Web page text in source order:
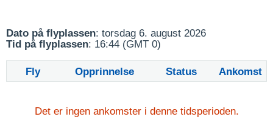
Dato på flyplassen: torsdag 6. august 2026
Tid på flyplassen: 16:44 (GMT 0)
Fly Opprinnelse Status Ankomst
Det er ingen ankomster i denne tidsperioden.